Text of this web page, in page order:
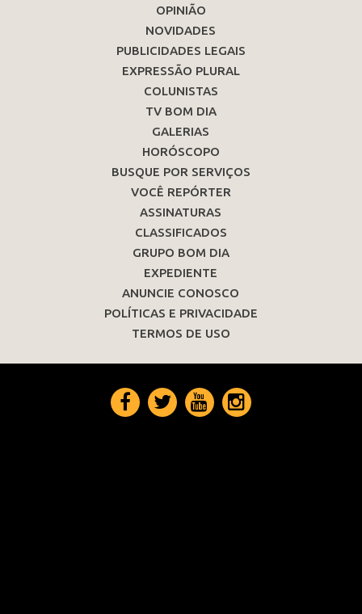
OPINIÃO
NOVIDADES
PUBLICIDADES LEGAIS
EXPRESSÃO PLURAL
COLUNISTAS
TV BOM DIA
GALERIAS
HORÓSCOPO
BUSQUE POR SERVIÇOS
VOCÊ REPÓRTER
ASSINATURAS
CLASSIFICADOS
GRUPO BOM DIA
EXPEDIENTE
ANUNCIE CONOSCO
POLÍTICAS E PRIVACIDADE
TERMOS DE USO